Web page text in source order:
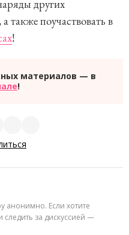
других
также поучаствовать в
!
материалов — в
!
анонимно. Если хотите
за дискуссией —